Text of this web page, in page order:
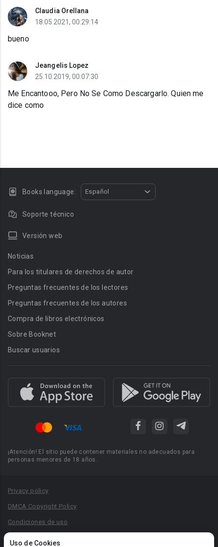
Claudia Orellana
18.05.2021, 00:29:14
bueno
Jeangelis Lopez
25.10.2019, 00:07:30
Me Encantooo, Pero No Se Como Descargarlo. Quien me
dice como
Uso de Cookies
Books language: Español
Soporte técnico
Versión web
Noticias
Para los titulares de derechos de autor
Preguntas frecuentes de los lectores
Preguntas frecuentes de los autores
Compra de libros electrónicos
Sobre Booknet
Buscar usuarios
¡Atención! El sitio puede contener materiales no adecuados para
personas menores de 18 años.
Privacy policy
DMCA Copyright Policy
Condiciones de uso